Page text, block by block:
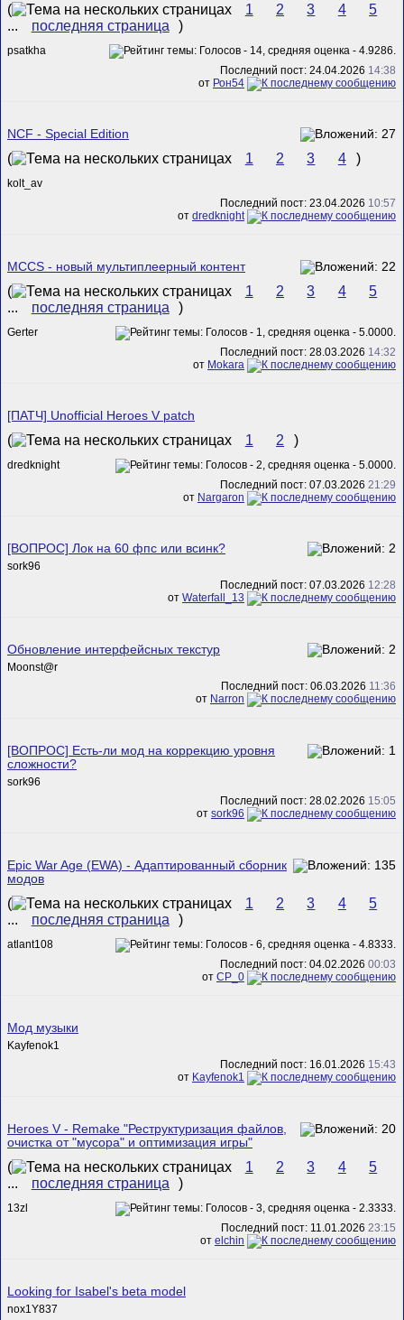
( 1 2 3 4
5
...
последняя страница )
psatkha
Последний пост: 24.04.2026 14:38
от Рон54
NCF - Special Edition
( 1 2 3 4 )
kolt_av
Последний пост: 23.04.2026 10:57
от dredknight
MCCS - новый мультиплеерный контент
( 1 2 3 4
5
...
последняя страница )
Gerter
Последний пост: 28.03.2026 14:32
от Mokara
[ПАТЧ] Unofficial Heroes V patch
( 1 2 )
dredknight
Последний пост: 07.03.2026 21:29
от Nargaron
[ВОПРОС] Лок на 60 фпс или всинк?
sork96
Последний пост: 07.03.2026 12:28
от Waterfall_13
Обновление интерфейсных текстур
Mооnst@r
Последний пост: 06.03.2026 11:36
от Narron
[ВОПРОС] Есть-ли мод на коррекцию уровня
сложности?
sork96
Последний пост: 28.02.2026 15:05
от sork96
Epic War Age (EWA) - Адаптированный сборник
модов
( 1 2 3 4
5
...
последняя страница )
atlant108
Последний пост: 04.02.2026 00:03
от CP_0
Мод музыки
Kayfenok1
Последний пост: 16.01.2026 15:43
от Kayfenok1
Heroes V - Remake "Реструктуризация файлов,
очистка от "мусора" и оптимизация игры"
( 1 2 3 4
5
...
последняя страница )
13zl
Последний пост: 11.01.2026 23:15
от elchin
Looking for Isabel's beta model
nox1Y837